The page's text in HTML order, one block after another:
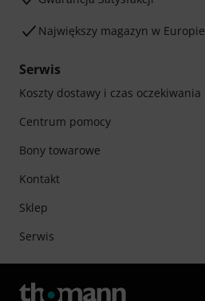
Największy magazyn w Europie
Serwis
Koszty dostawy i czas oczekiwania
Centrum pomocy
Bony towarowe
Kontakt
Sklep
Serwis